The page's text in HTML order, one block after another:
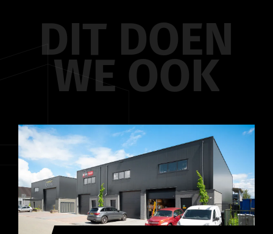
DIT DOEN
WE OOK